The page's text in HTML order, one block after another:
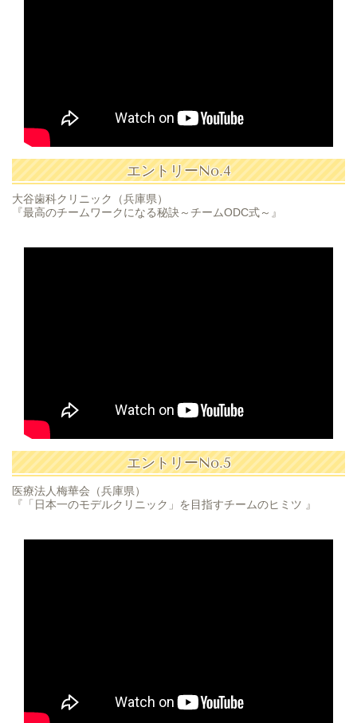
エントリーNo.4
大谷歯科クリニック（兵庫県）
『最高のチームワークになる秘訣～チームODC式～』
エントリーNo.5
医療法人梅華会（兵庫県）
『「日本一のモデルクリニック」を目指すチームのヒミツ 』